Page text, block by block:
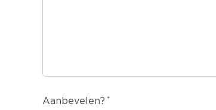
Aanbevelen?